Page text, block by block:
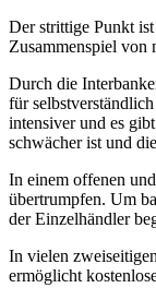
Der strittige Punkt
Zusammenspiel von
Durch die
für
intensiver und es
schwächer ist und
In einem offenen
übertrumpfen. Um
der Einzelhändler
In vielen
ermöglicht